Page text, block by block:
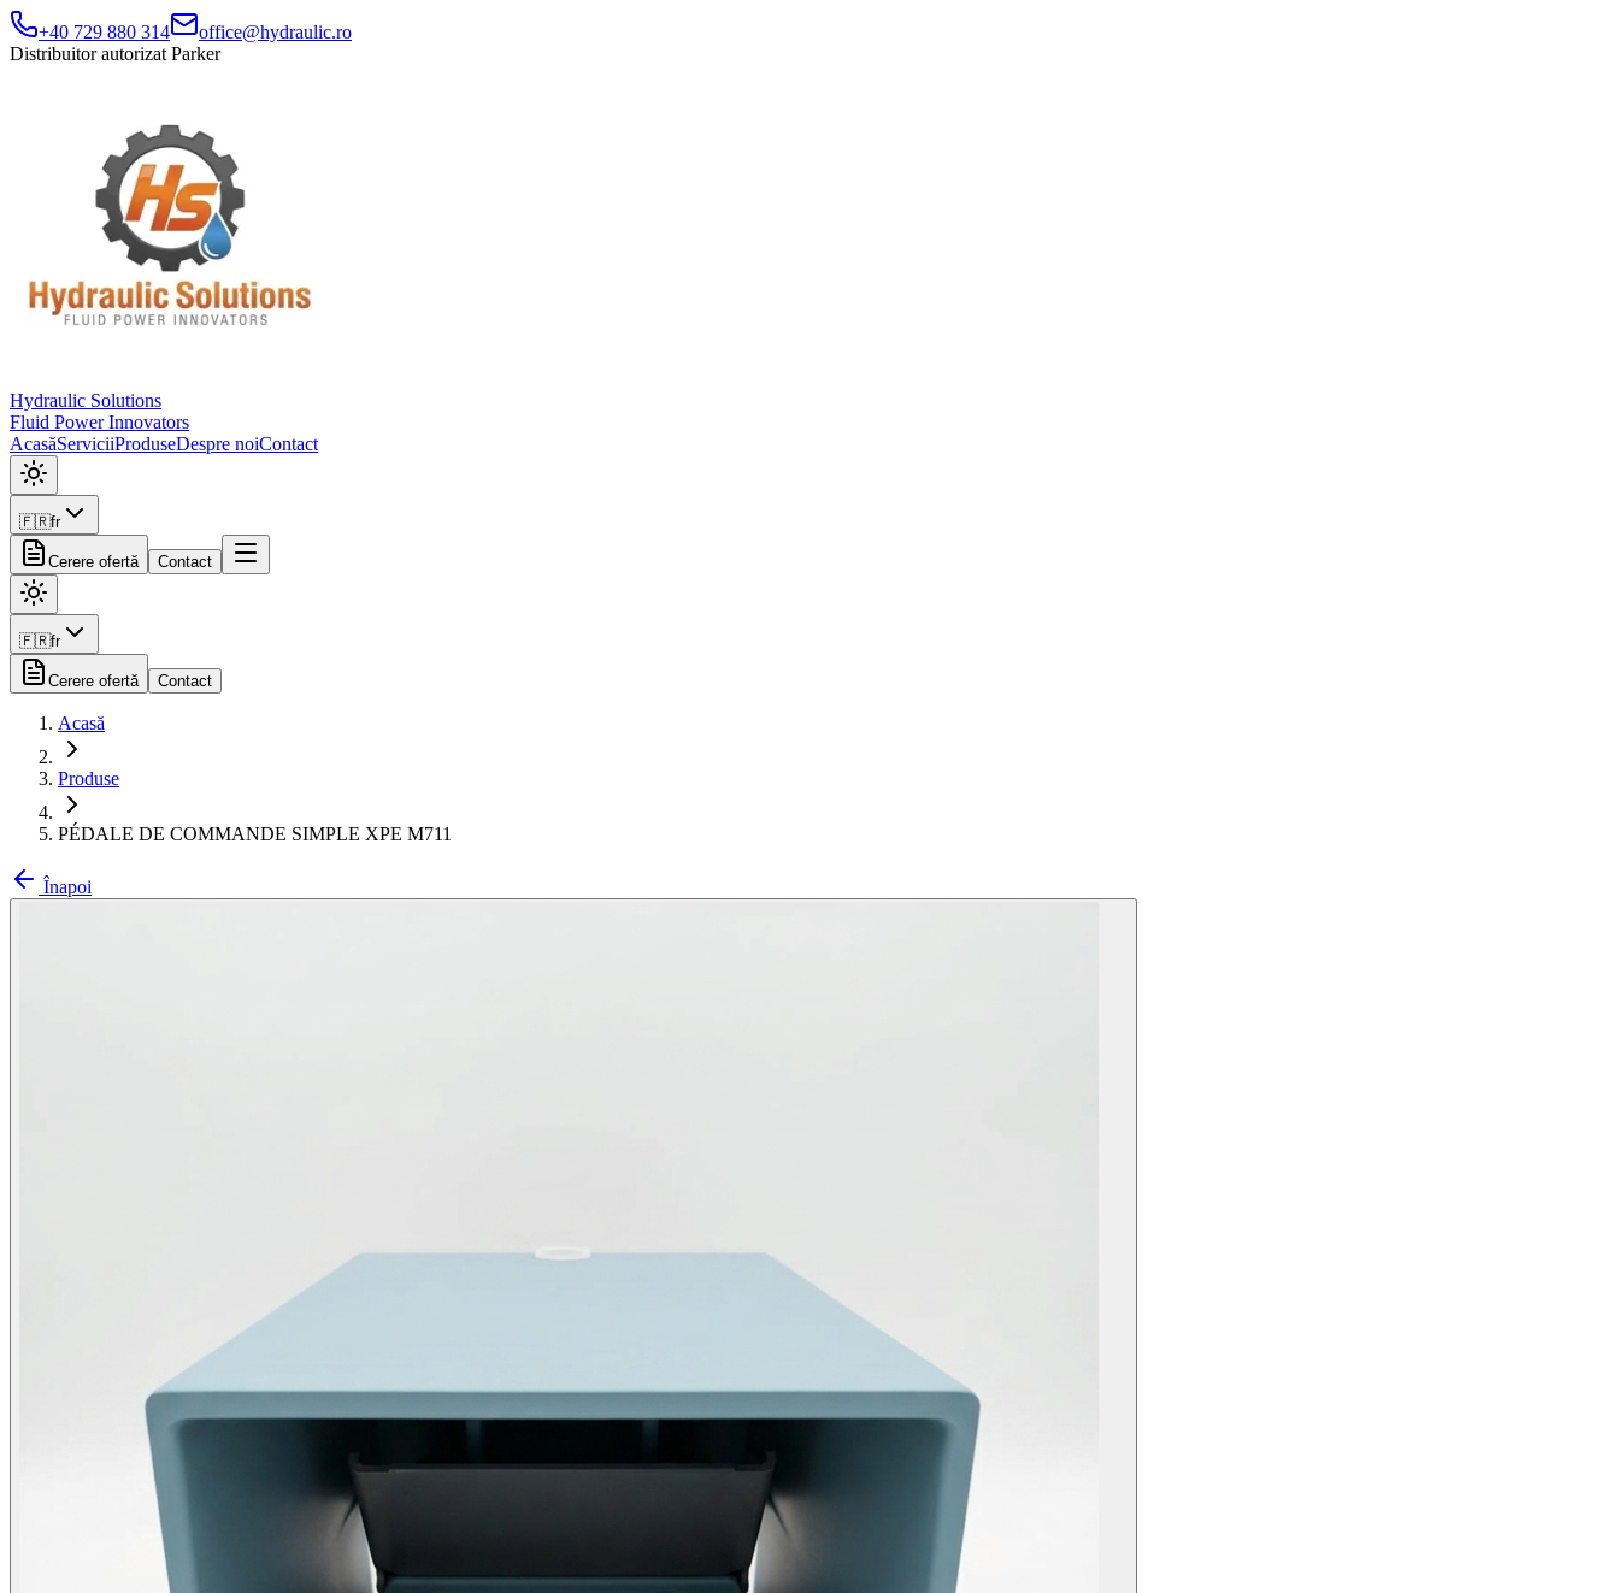
+40 729 880 314
office@hydraulic.ro
Distribuitor autorizat Parker
Hydraulic Solutions
Fluid Power Innovators
AcasăServiciiProduseDespre noiContact
🇫🇷fr
Cerere ofertă Contact
🇫🇷fr
Cerere ofertă Contact
Acasă
Produse
PÉDALE DE COMMANDE SIMPLE XPE M711
Înapoi